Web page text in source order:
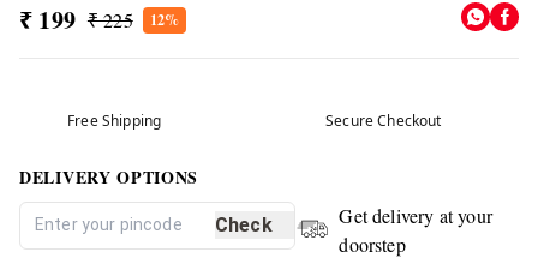
₹ 199 ₹ 225 12%
Free Shipping Secure Checkout
DELIVERY OPTIONS
Check
Get delivery at your
doorstep